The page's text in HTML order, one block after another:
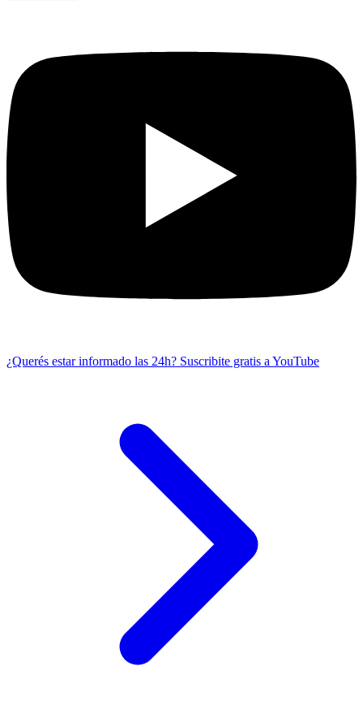
¿Querés estar informado las 24h? Suscribite gratis a YouTube